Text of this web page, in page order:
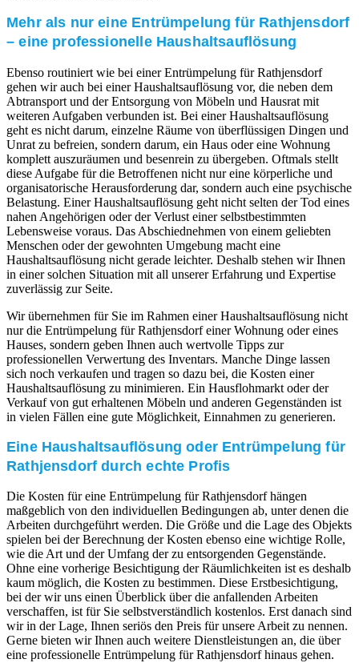
Mehr als nur eine Entrümpelung für Rathjensdorf
– eine professionelle Haushaltsauflösung
Ebenso routiniert wie bei einer Entrümpelung für Rathjensdorf
gehen wir auch bei einer Haushaltsauflösung vor, die neben dem
Abtransport und der Entsorgung von Möbeln und Hausrat mit
weiteren Aufgaben verbunden ist. Bei einer Haushaltsauflösung
geht es nicht darum, einzelne Räume von überflüssigen Dingen und
Unrat zu befreien, sondern darum, ein Haus oder eine Wohnung
komplett auszuräumen und besenrein zu übergeben. Oftmals stellt
diese Aufgabe für die Betroffenen nicht nur eine körperliche und
organisatorische Herausforderung dar, sondern auch eine psychische
Belastung. Einer Haushaltsauflösung geht nicht selten der Tod eines
nahen Angehörigen oder der Verlust einer selbstbestimmten
Lebensweise voraus. Das Abschiednehmen von einem geliebten
Menschen oder der gewohnten Umgebung macht eine
Haushaltsauflösung nicht gerade leichter. Deshalb stehen wir Ihnen
in einer solchen Situation mit all unserer Erfahrung und Expertise
zuverlässig zur Seite.
Wir übernehmen für Sie im Rahmen einer Haushaltsauflösung nicht
nur die Entrümpelung für Rathjensdorf einer Wohnung oder eines
Hauses, sondern geben Ihnen auch wertvolle Tipps zur
professionellen Verwertung des Inventars. Manche Dinge lassen
sich noch verkaufen und tragen so dazu bei, die Kosten einer
Haushaltsauflösung zu minimieren. Ein Hausflohmarkt oder der
Verkauf von gut erhaltenen Möbeln und anderen Gegenständen ist
in vielen Fällen eine gute Möglichkeit, Einnahmen zu generieren.
Eine Haushaltsauflösung oder Entrümpelung für
Rathjensdorf durch echte Profis
Die Kosten für eine Entrümpelung für Rathjensdorf hängen
maßgeblich von den individuellen Bedingungen ab, unter denen die
Arbeiten durchgeführt werden. Die Größe und die Lage des Objekts
spielen bei der Berechnung der Kosten ebenso eine wichtige Rolle,
wie die Art und der Umfang der zu entsorgenden Gegenstände.
Ohne eine vorherige Besichtigung der Räumlichkeiten ist es deshalb
kaum möglich, die Kosten zu bestimmen. Diese Erstbesichtigung,
bei der wir uns einen Überblick über die anfallenden Arbeiten
verschaffen, ist für Sie selbstverständlich kostenlos. Erst danach sind
wir in der Lage, Ihnen seriös den Preis für unsere Arbeit zu nennen.
Gerne bieten wir Ihnen auch weitere Dienstleistungen an, die über
eine professionelle Entrümpelung für Rathjensdorf hinaus gehen.